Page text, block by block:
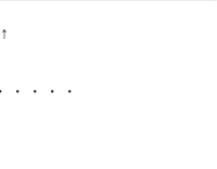
・・・・